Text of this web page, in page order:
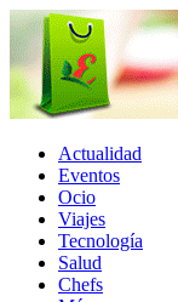
Actualidad
Eventos
Ocio
Viajes
Tecnología
Salud
Chefs